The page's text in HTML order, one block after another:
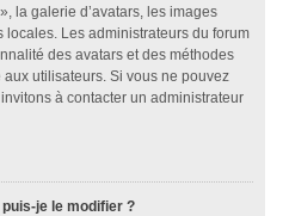
la galerie d’avatars, les images
locales. Les administrateurs du forum
des avatars et des méthodes
utilisateurs. Si vous ne pouvez
à contacter un administrateur
je le modifier ?